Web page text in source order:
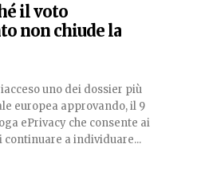
il voto
non chiude la
uno dei dossier più
europea approvando, il 9
ePrivacy che consente ai
a individuare...